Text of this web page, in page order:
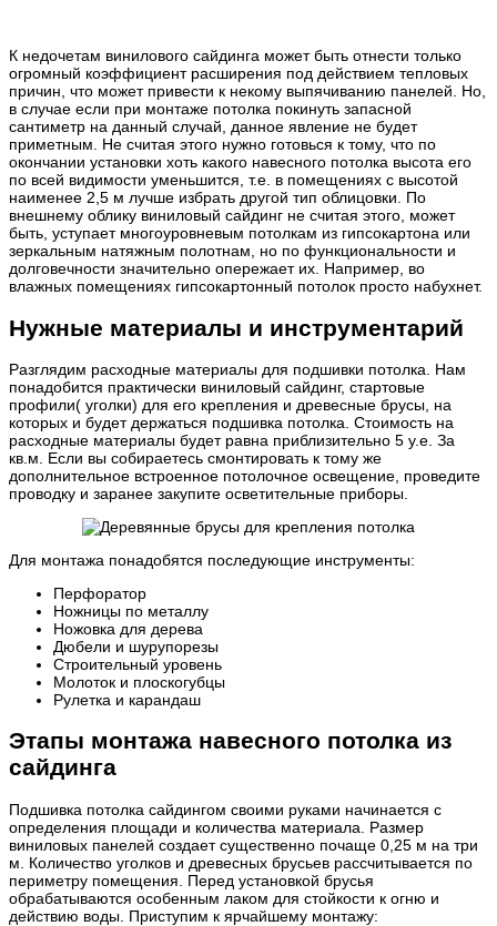
К недочетам винилового сайдинга может быть отнести только
огромный коэффициент расширения под действием тепловых
причин, что может привести к некому выпячиванию панелей. Но,
в случае если при монтаже потолка покинуть запасной
сантиметр на данный случай, данное явление не будет
приметным. Не считая этого нужно готовься к тому, что по
окончании установки хоть какого навесного потолка высота его
по всей видимости уменьшится, т.е. в помещениях с высотой
наименее 2,5 м лучше избрать другой тип облицовки. По
внешнему облику виниловый сайдинг не считая этого, может
быть, уступает многоуровневым потолкам из гипсокартона или
зеркальным натяжным полотнам, но по функциональности и
долговечности значительно опережает их. Например, во
влажных помещениях гипсокартонный потолок просто набухнет.
Нужные материалы и инструментарий
Разглядим расходные материалы для подшивки потолка. Нам
понадобится практически виниловый сайдинг, стартовые
профили( уголки) для его крепления и древесные брусы, на
которых и будет держаться подшивка потолка. Стоимость на
расходные материалы будет равна приблизительно 5 у.е. За
кв.м. Если вы собираетесь смонтировать к тому же
дополнительное встроенное потолочное освещение, проведите
проводку и заранее закупите осветительные приборы.
Для монтажа понадобятся последующие инструменты:
Перфоратор
Ножницы по металлу
Ножовка для дерева
Дюбели и шурупорезы
Строительный уровень
Молоток и плоскогубцы
Рулетка и карандаш
Этапы монтажа навесного потолка из
сайдинга
Подшивка потолка сайдингом своими руками начинается с
определения площади и количества материала. Размер
виниловых панелей создает существенно почаще 0,25 м на три
м. Количество уголков и древесных брусьев рассчитывается по
периметру помещения. Перед установкой брусья
обрабатываются особенным лаком для стойкости к огню и
действию воды. Приступим к ярчайшему монтажу: